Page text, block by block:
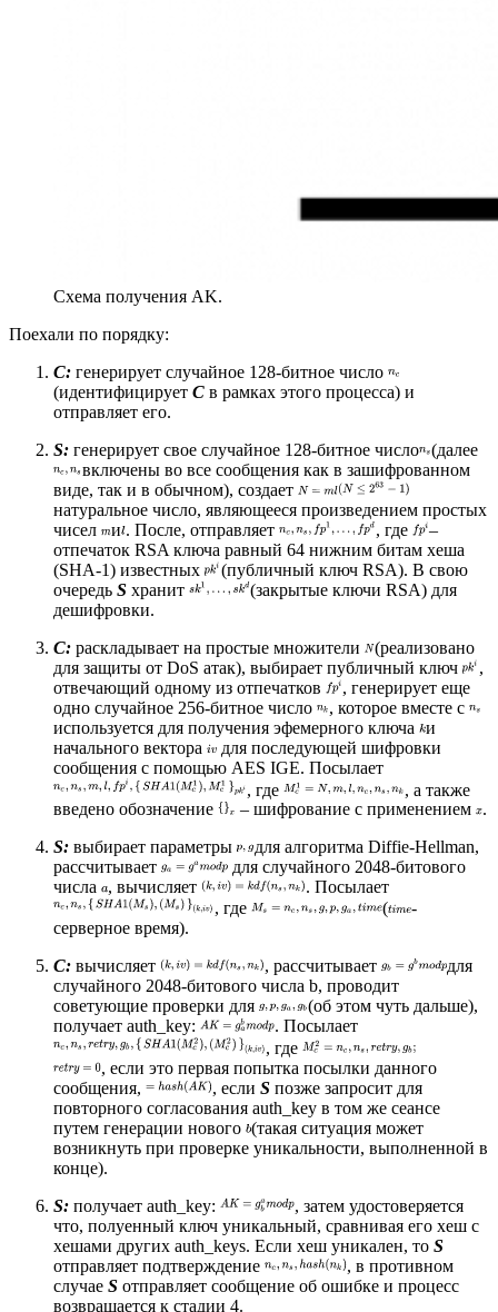
Схема получения AK.
Поехали по порядку:
C: генерирует случайное 128-битное число
(идентифицирует C в рамках этого процесса) и
отправляет его.
S: генерирует свое случайное 128-битное число
(далее
включены во все сообщения как в зашифрованном
виде, так и в обычном), создает
натуральное число, являющееся произведением простых
чисел
и. После, отправляет , где
–
отпечаток RSA ключа равный 64 нижним битам хеша
(SHA-1) известных
(публичный ключ RSA). В свою
очередь S хранит
(закрытые ключи RSA) для
дешифровки.
C: раскладывает на простые множители
(реализовано
для защиты от DoS атак), выбирает публичный ключ
,
отвечающий одному из отпечатков
, генерирует еще
одно случайное 256-битное число
, которое вместе с
используется для получения эфемерного ключа
и
начального вектора
для последующей шифровки
сообщения с помощью AES IGE. Посылает
, где
, а также
введено обозначение
– шифрование с применением .
S: выбирает параметры
для алгоритма Diffie-Hellman,
рассчитывает
для случайного 2048-битового
числа
, вычисляет
. Посылает
, где
(
-
серверное время).
C: вычисляет , рассчитывает
для
случайного 2048-битового числа b, проводит
советующие проверки для
(об этом чуть дальше),
получает auth_key:
. Посылает
, где
, если это первая попытка посылки данного
сообщения,
, если Sпозже запросит для
повторного согласования auth_key в том же сеансе
путем генерации нового (такая ситуация может
возникнуть при проверке уникальности, выполненной в
конце).
S: получает auth_key:
, затем удостоверяется
что, полуенный ключ уникальный, сравнивая его хеш с
хешами других auth_keys. Если хеш уникален, то S
отправляет подтверждение
, в противном
случае S отправляет сообщение об ошибке и процесс
возвращается к стадии 4.